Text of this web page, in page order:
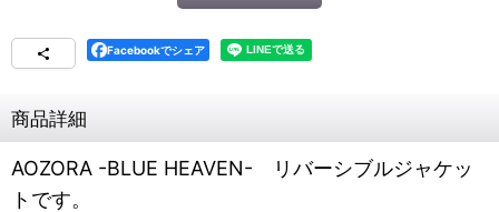
Facebookでシェア
商品詳細
AOZORA -BLUE HEAVEN- リバーシブルジャケッ
トです。